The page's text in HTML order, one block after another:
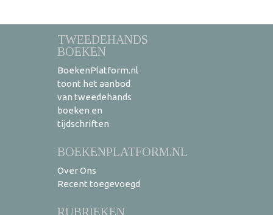
TWEEDEHANDS
BOEKEN
BoekenPlatform.nl
toont het aanbod
van tweedehands
boeken en
tijdschriften
BOEKENPLATFORM.NL
Over Ons
Recent toegevoegd
RUBRIEKEN